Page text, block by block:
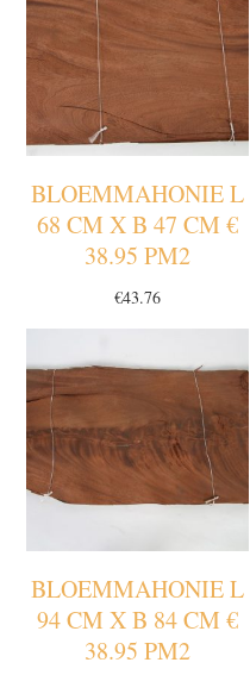
BLOEMMAHONIE L
68 CM X B 47 CM €
38.95 PM2
€43.76
BLOEMMAHONIE L
94 CM X B 84 CM €
38.95 PM2